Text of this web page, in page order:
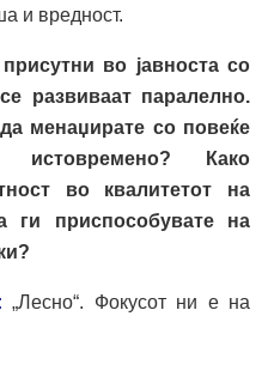
и вредност.
во јавноста со
развиваат паралелно.
менаџирате со повеќе
Како
во квалитетот на
ги приспособувате на
„Лесно“. Фокусот ни е на